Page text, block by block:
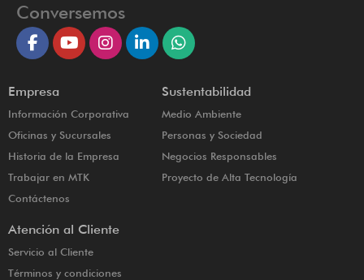
Conversemos
Empresa
Información Corporativa
Oficinas y Sucursales
Historia de la Empresa
Trabajar en MTK
Contáctenos
Sustentabilidad
Medio Ambiente
Personas y Sociedad
Negocios Responsables
Proyecto de Alta Tecnología
Atención al Cliente
Servicio al Cliente
Términos y condiciones